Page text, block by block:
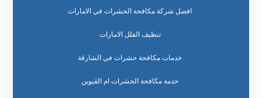
افضل شركة مكافحة الحشرات في الامارات
تنظيف الفلل الامارات
خدمات مكافحة حشرات في الشارقة
خدمة مكافحة الحشرات ام القيوين